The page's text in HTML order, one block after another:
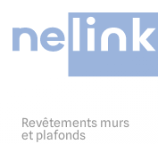
Revêtements murs
et plafonds